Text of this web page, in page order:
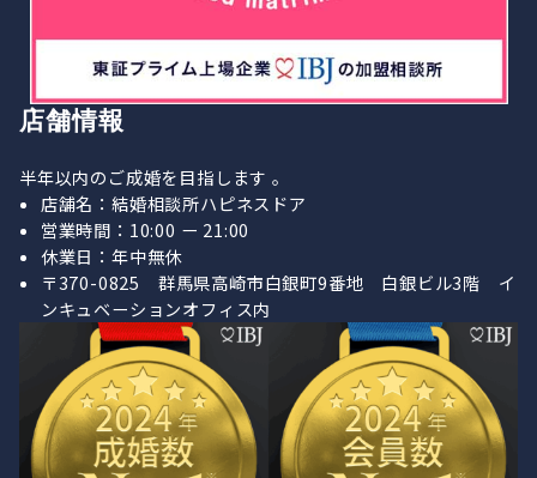
店舗情報
半年以内のご成婚を目指します 。
店舗名：結婚相談所ハピネスドア
営業時間：10:00 ー 21:00
休業日：年中無休
〒370-0825 群馬県高崎市白銀町9番地 白銀ビル3階 イ
ンキュベーションオフィス内